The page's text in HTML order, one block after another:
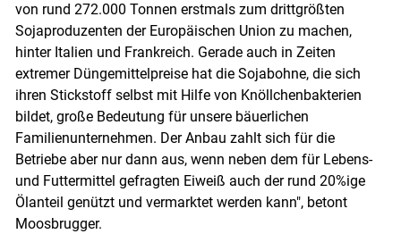
von rund 272.000 Tonnen erstmals zum drittgrößten
Sojaproduzenten der Europäischen Union zu machen,
hinter Italien und Frankreich. Gerade auch in Zeiten
extremer Düngemittelpreise hat die Sojabohne, die sich
ihren Stickstoff selbst mit Hilfe von Knöllchenbakterien
bildet, große Bedeutung für unsere bäuerlichen
Familienunternehmen. Der Anbau zahlt sich für die
Betriebe aber nur dann aus, wenn neben dem für Lebens-
und Futtermittel gefragten Eiweiß auch der rund 20%ige
Ölanteil genützt und vermarktet werden kann", betont
Moosbrugger.